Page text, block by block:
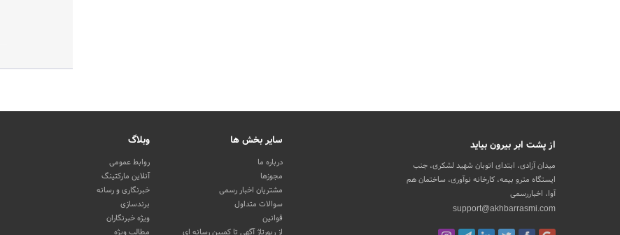
از پشت ابر بیرون بیاید
میدان آزادی، ابتدای اتوبان شهید لشکری، جنب
ایستگاه مترو بیمه، کارخانه نوآوری، ساختمان هم
آوا، اخباررسمی
support@akhbarrasmi.com
سایر بخش ها
درباره ما
مجوزها
مشتریان اخبار رسمی
سوالات متداول
قوانین
از رپورتاژ آگهی تا کمپین رسانه ای
وبلاگ
روابط عمومی
آنلاین مارکتینگ
خبرنگاری و رسانه
برندسازی
ویژه خبرنگاران
مطالب ویژه